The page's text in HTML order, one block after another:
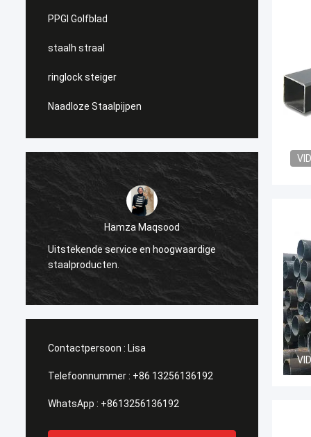
PPGI Golfblad
staalh straal
ringlock steiger
Naadloze Staalpijpen
Hamza Maqsood
Uitstekende service en hoogwaardige
staalproducten.
van
Contactpersoon : Lisa
Telefoonnummer : +86 13256136192
WhatsApp : +8613256136192